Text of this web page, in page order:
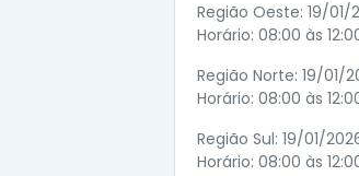
Região Oeste: 19/
Horário: 08:00 às
Região Norte: 19/01/
Horário: 08:00 às
Região Sul: 19/01/
Horário: 08:00 às